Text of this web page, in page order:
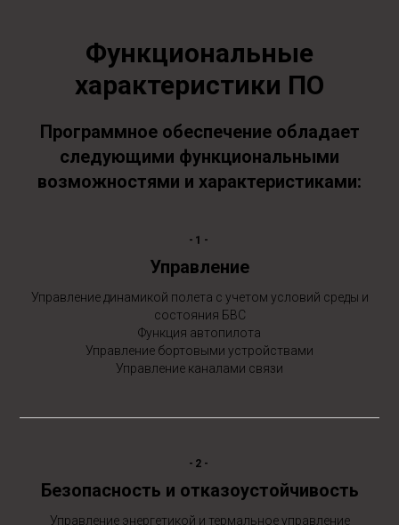
Функциональные
характеристики ПО
Программное обеспечение обладает
следующими функциональными
возможностями и характеристиками:
-1-
Управление
Управление динамикой полета с учетом условий среды и
состояния БВС
Функция автопилота
Управление бортовыми устройствами
Управление каналами связи
-2-
Безопасность и отказоустойчивость
Управление энергетикой и термальное управление